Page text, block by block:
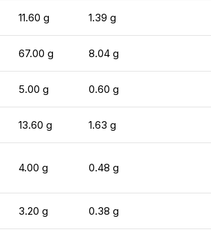
11.60 g 1.39 g
67.00 g 8.04 g
5.00 g 0.60 g
13.60 g 1.63 g
4.00 g 0.48 g
3.20 g 0.38 g